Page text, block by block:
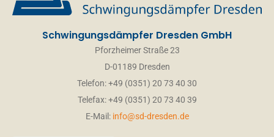
Schwingungsdämpfer Dresden GmbH
Pforzheimer Straße 23
D-01189 Dresden
Telefon: +49 (0351) 20 73 40 30
Telefax: +49 (0351) 20 73 40 39
E-Mail: info@sd-dresden.de